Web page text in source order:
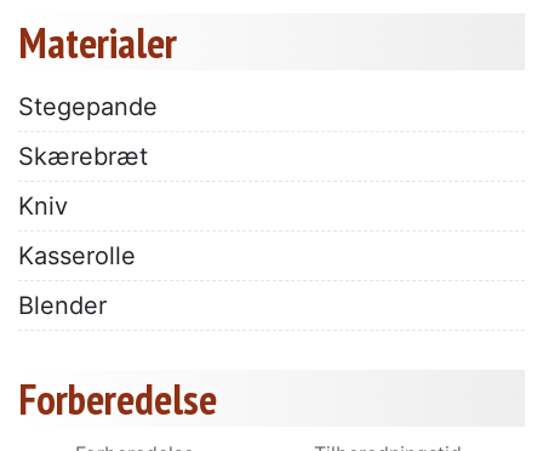
Materialer
Stegepande
Skærebræt
Kniv
Kasserolle
Blender
Forberedelse